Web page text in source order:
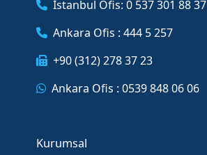
İstanbul Ofis: 0 537 301 88 37
Ankara Ofis : 444 5 257
+90 (312) 278 37 23
Ankara Ofis : 0539 848 06 06
Kurumsal